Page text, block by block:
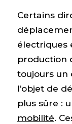
Certains
électriques
production
toujours un
l’objet de
plus sûre :
mobilité.